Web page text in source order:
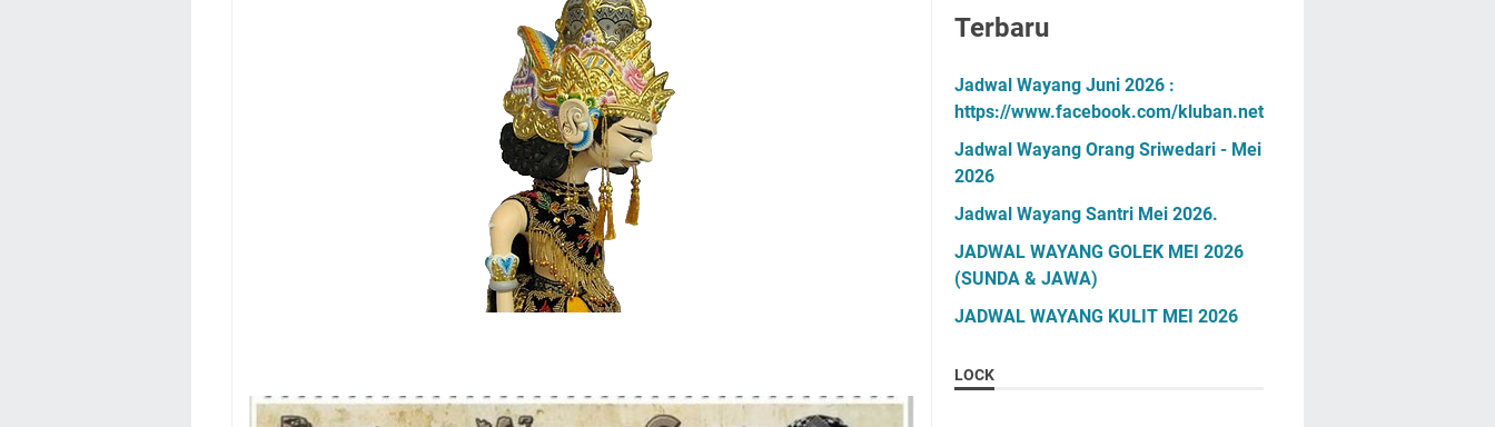
Terbaru
Jadwal Wayang Juni 2026 :
https://www.facebook.com/kluban.net
Jadwal Wayang Orang Sriwedari - Mei
2026
Jadwal Wayang Santri Mei 2026.
JADWAL WAYANG GOLEK MEI 2026
(SUNDA & JAWA)
JADWAL WAYANG KULIT MEI 2026
LOCK